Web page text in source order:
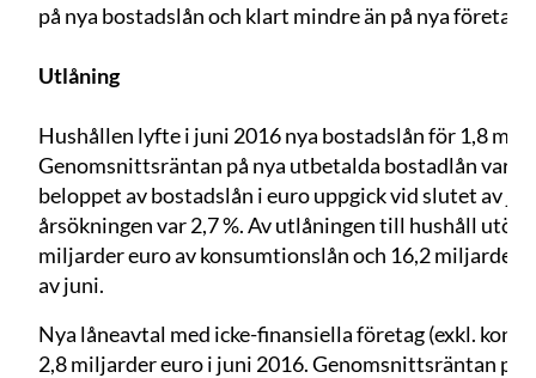
på nya bostadslån och klart mindre än på nya
Utlåning
Hushållen lyfte i juni 2016 nya bostadslån för 1,8
Genomsnittsräntan på nya utbetalda bostadlån var
beloppet av bostadslån i euro uppgick vid slutet av
årsökningen var 2,7 %. Av utlåningen till hushåll
miljarder euro av konsumtionslån och 16,2 miljarder
av juni.
Nya låneavtal med icke-finansiella företag (exkl.
2,8 miljarder euro i juni 2016. Genomsnittsräntan på